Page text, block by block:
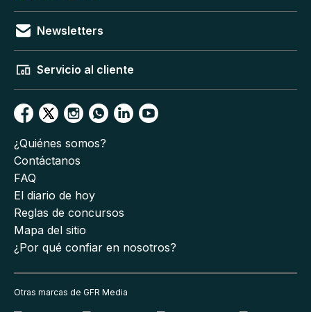
Newsletters
Servicio al cliente
¿Quiénes somos?
Contáctanos
FAQ
El diario de hoy
Reglas de concursos
Mapa del sitio
¿Por qué confiar en nosotros?
Otras marcas de GFR Media